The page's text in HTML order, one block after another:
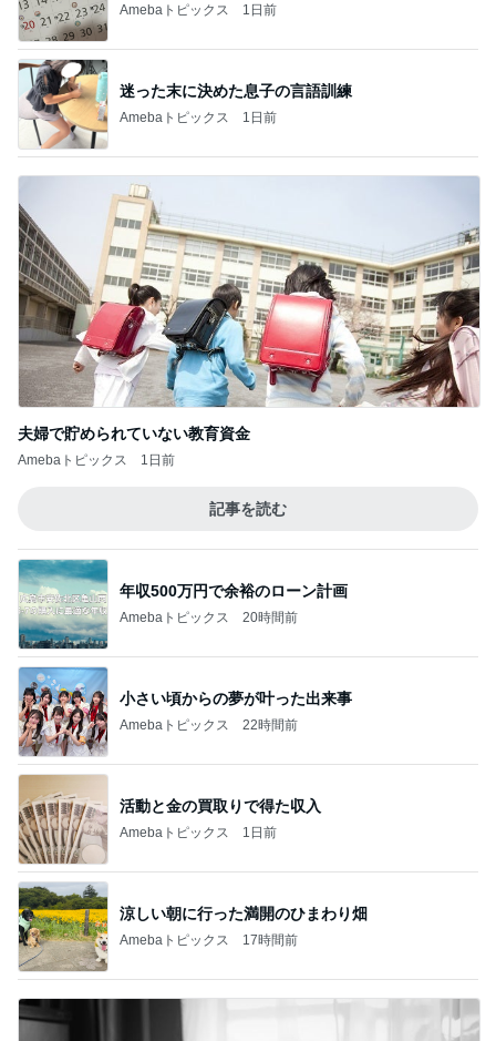
Amebaトピックス 1日前
迷った末に決めた息子の言語訓練
Amebaトピックス 1日前
夫婦で貯められていない教育資金
Amebaトピックス 1日前
記事を読む
年収500万円で余裕のローン計画
Amebaトピックス 20時間前
小さい頃からの夢が叶った出来事
Amebaトピックス 22時間前
活動と金の買取りで得た収入
Amebaトピックス 1日前
涼しい朝に行った満開のひまわり畑
Amebaトピックス 17時間前